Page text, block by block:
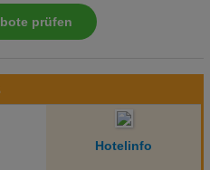
prüfen
Hotelinfo